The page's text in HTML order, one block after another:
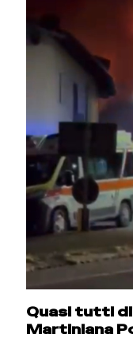
Quasi tutti
Martiniana